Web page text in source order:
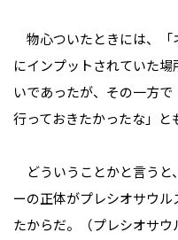
物心ついたときには、「
にインプットされていた
いであったが、その一方
行っておきたかったな」と
どういうことかと言うと
ーの正体がプレシオサウ
たからだ。（プレシオサ